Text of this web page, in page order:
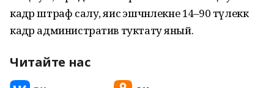
кадәр штраф салу, яисә эшчәнлекне 14–90 тәүлеккә
кадәр административ туктату яный.
Читайте нас